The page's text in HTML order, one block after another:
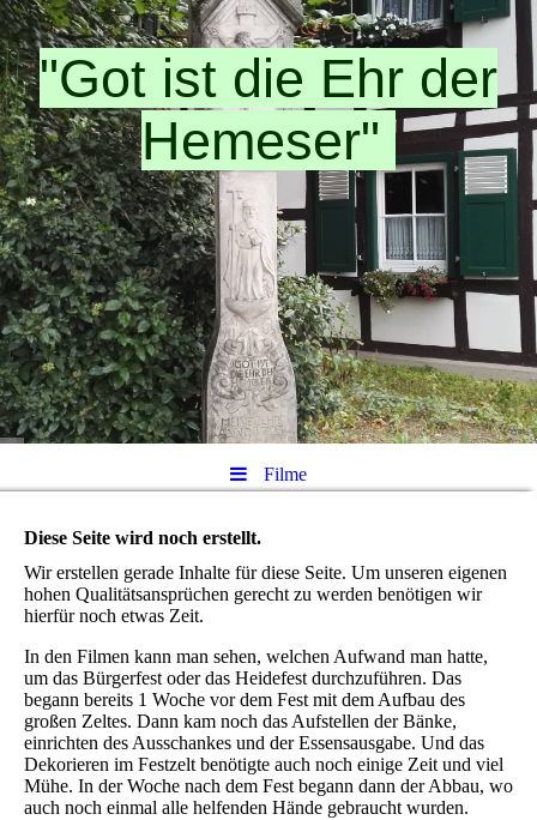
"Got ist die Ehr der
Hemeser"
Filme
Diese Seite wird noch erstellt.
Wir erstellen gerade Inhalte für diese Seite. Um unseren eigenen
hohen Qualitätsansprüchen gerecht zu werden benötigen wir
hierfür noch etwas Zeit.
In den Filmen kann man sehen, welchen Aufwand man hatte,
um das Bürgerfest oder das Heidefest durchzuführen. Das
begann bereits 1 Woche vor dem Fest mit dem Aufbau des
großen Zeltes. Dann kam noch das Aufstellen der Bänke,
einrichten des Ausschankes und der Essensausgabe. Und das
Dekorieren im Festzelt benötigte auch noch einige Zeit und viel
Mühe. In der Woche nach dem Fest begann dann der Abbau, wo
auch noch einmal alle helfenden Hände gebraucht wurden.